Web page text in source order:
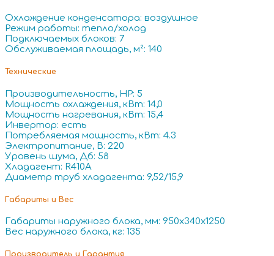
Охлаждение конденсатора: воздушное
Режим работы: тепло/холод
Подключаемых блоков: 7
Обслуживаемая площадь, м²: 140
Технические
Производительность, HP: 5
Мощность охлаждения, кВт: 14,0
Мощность нагревания, кВт: 15,4
Инвертор: есть
Потребляемая мощность, кВт: 4.3
Электропитание, В: 220
Уровень шума, Дб: 58
Хладагент: R410A
Диаметр труб хладагента: 9,52/15,9
Габариты и Вес
Габариты наружного блока, мм: 950x340x1250
Вес наружного блока, кг: 135
Производитель и Гарантия